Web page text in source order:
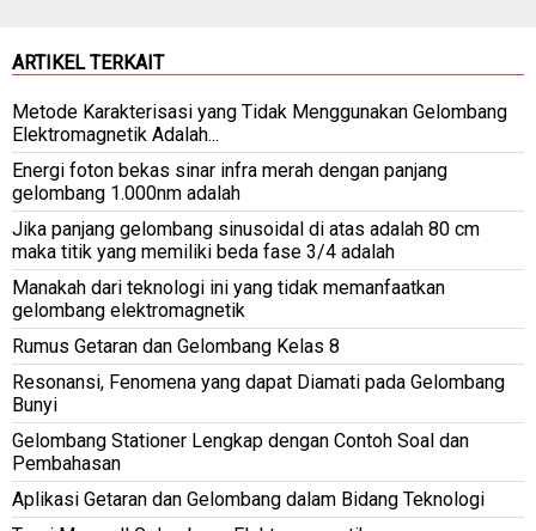
ARTIKEL TERKAIT
Metode Karakterisasi yang Tidak Menggunakan Gelombang
Elektromagnetik Adalah...
Energi foton bekas sinar infra merah dengan panjang
gelombang 1.000nm adalah
Jika panjang gelombang sinusoidal di atas adalah 80 cm
maka titik yang memiliki beda fase 3/4 adalah
Manakah dari teknologi ini yang tidak memanfaatkan
gelombang elektromagnetik
Rumus Getaran dan Gelombang Kelas 8
Resonansi, Fenomena yang dapat Diamati pada Gelombang
Bunyi
Gelombang Stationer Lengkap dengan Contoh Soal dan
Pembahasan
Aplikasi Getaran dan Gelombang dalam Bidang Teknologi